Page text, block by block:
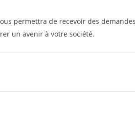
permettra de recevoir des
un avenir à votre société.